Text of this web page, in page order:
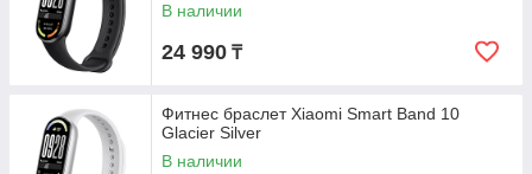
В наличии
24 990 ₸
Фитнес браслет Xiaomi Smart Band 10
Glacier Silver
В наличии